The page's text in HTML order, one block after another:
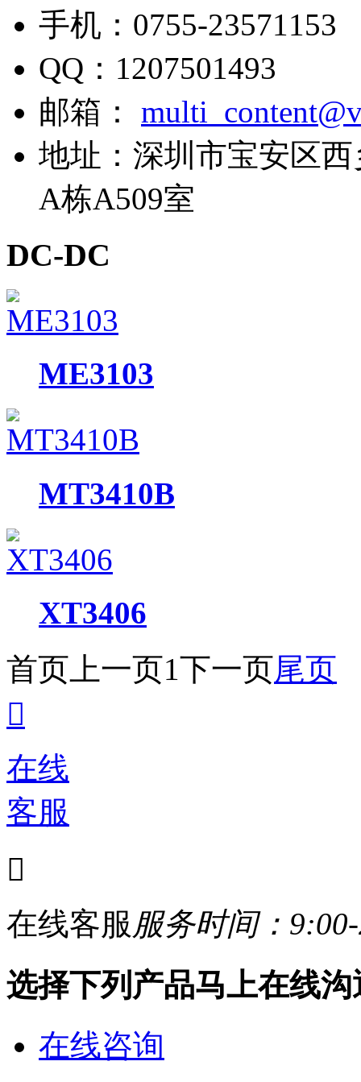
手机： 0755-23571153
QQ： 1207501493
邮箱：
地址： 深圳市宝安区
A栋A509室
DC-DC
ME3103
MT3410B
XT3406
首页 上一页1下一页尾页

在线
客服

在线客服服务时间：
选择下列产品马上在线沟
在线咨询